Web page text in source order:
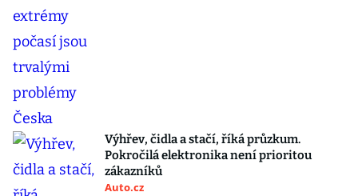
Výhřev, čidla a stačí, říká průzkum.
Pokročilá elektronika není prioritou
zákazníků
Auto.cz